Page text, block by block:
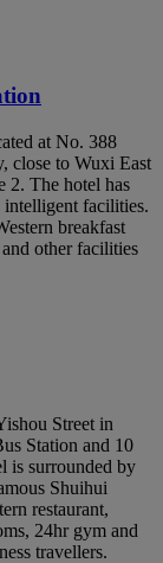
at No. 388
close to Wuxi East
2. The hotel has
intelligent facilities.
breakfast
other facilities
Street in
Station and 10
is surrounded by
Shuihui
restaurant,
24hr gym and
travellers.